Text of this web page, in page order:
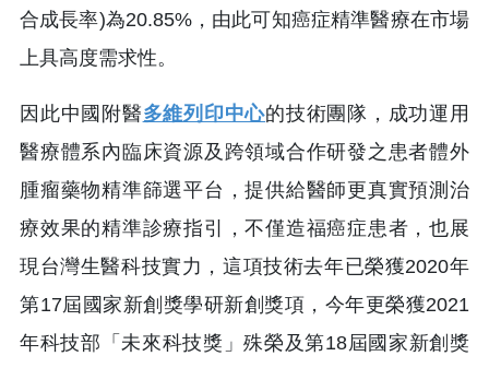
合成長率)為20.85%，由此可知癌症精準醫療在市場
上具高度需求性。
因此中國附醫多維列印中心的技術團隊，成功運用
醫療體系內臨床資源及跨領域合作研發之患者體外
腫瘤藥物精準篩選平台，提供給醫師更真實預測治
療效果的精準診療指引，不僅造福癌症患者，也展
現台灣生醫科技實力，這項技術去年已榮獲2020年
第17屆國家新創獎學研新創獎項，今年更榮獲2021
年科技部「未來科技獎」殊榮及第18屆國家新創獎